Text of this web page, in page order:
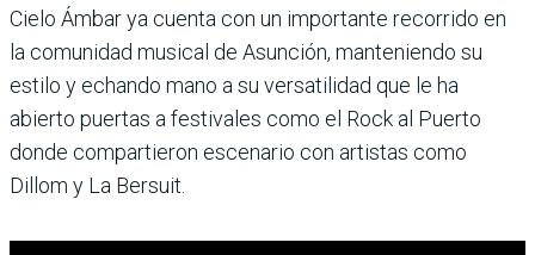
Cielo Ámbar ya cuenta con un importante recorrido en
la comunidad musical de Asunción, manteniendo su
estilo y echando mano a su versatilidad que le ha
abierto puertas a festiva­les como el Rock al Puerto
donde compartieron esce­nario con artistas como
Dillom y La Bersuit.